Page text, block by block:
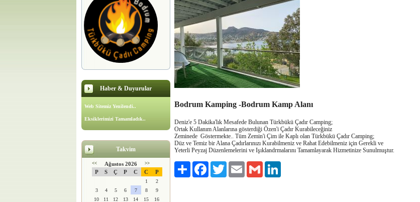
Haber & Duyurular
Web Sitemiz Yenilendi..
Eksiklerimizi Tamamladık..
Takvim
<< Ağustos 2026 >>
P S Ç P C C P
1
2
3
4 5 6 7 8
9
10
11 12 13 14 15 16
Bodrum Kamping -Bodrum Kamp Alanı
Deniz'e 5 Dakika'lık Mesafede Bulunan Türkbükü Çadır Camping;
Ortak Kullanım Alanlarına gösterdiği Özen'i Çadır Kurabileceğiniz
Zeminede Göstermekte.. Tüm Zemin'i Çim ile Kaplı olan Türkbükü Çadır Camping;
Düz ve Temiz bir Alana Çadırlarınızı Kurabilmeniz ve Rahat Edebilmeniz için Gerekli ve
Yeterli Peyzaj Düzenlemelerini ve Işıklandrmalarını Tamamlayarak Hizmetinize Sunulmuştur.
Paylaş FacebookTwitter Email Gmail